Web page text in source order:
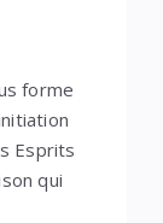
forme
Esprits
qui